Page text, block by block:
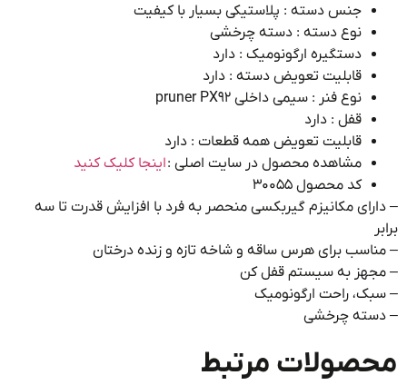
جنس دسته : پلاستیکی بسیار با کیفیت
نوع دسته : دسته چرخشی
دستگیره ارگونومیک : دارد
قابلیت تعویض دسته : دارد
نوع فنر : سیمی داخلی pruner PX92
قفل : دارد
قابلیت تعویض همه قطعات : دارد
مشاهده محصول در سایت اصلی :اینجا کلیک کنید
کد محصول ۳۰۰۵۵
مکانیزم گیربکسی منحصر به فرد با افزایش قدرت تا سه
برای هرس ساقه و شاخه تازه و زنده درختان
به سیستم قفل کن
راحت ارگونومیک
چرخشی
مرتبط